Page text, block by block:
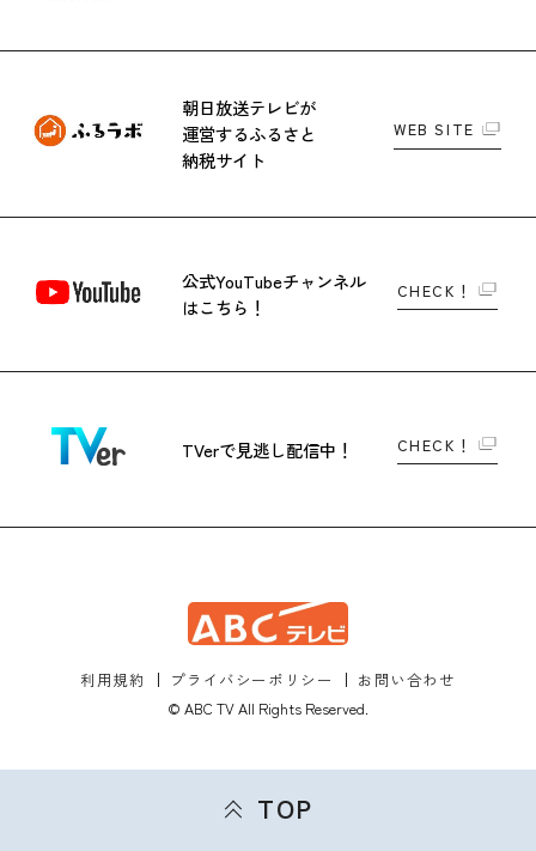
朝日放送テレビが
運営するふるさと
納税サイト
WEB SITE
公式YouTubeチャンネル
はこちら！
CHECK！
TVerで見逃し配信中！ CHECK！
利用規約 プライバシーポリシー
お問い合わせ
© ABC TV All Rights Reserved.
TOP